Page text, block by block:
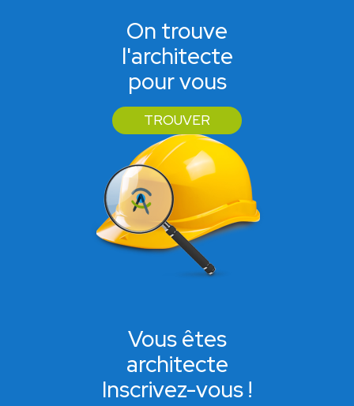
On trouve
l'architecte
pour vous
TROUVER
Vous êtes
architecte
Inscrivez-vous !